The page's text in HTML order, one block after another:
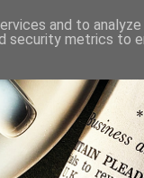
and to
security metrics to